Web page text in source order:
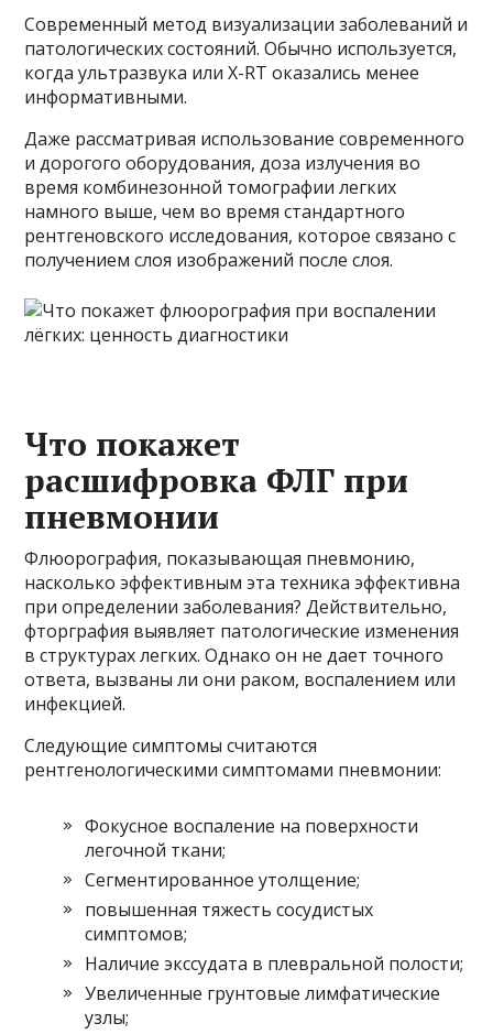
Современный метод визуализации заболеваний и
патологических состояний. Обычно используется,
когда ультразвука или X-RT оказались менее
информативными.
Даже рассматривая использование современного
и дорогого оборудования, доза излучения во
время комбинезонной томографии легких
намного выше, чем во время стандартного
рентгеновского исследования, которое связано с
получением слоя изображений после слоя.
Что покажет
расшифровка ФЛГ при
пневмонии
Флюорография, показывающая пневмонию,
насколько эффективным эта техника эффективна
при определении заболевания? Действительно,
фторграфия выявляет патологические изменения
в структурах легких. Однако он не дает точного
ответа, вызваны ли они раком, воспалением или
инфекцией.
Следующие симптомы считаются
рентгенологическими симптомами пневмонии:
Фокусное воспаление на поверхности
легочной ткани;
Сегментированное утолщение;
повышенная тяжесть сосудистых
симптомов;
Наличие экссудата в плевральной полости;
Увеличенные грунтовые лимфатические
узлы;